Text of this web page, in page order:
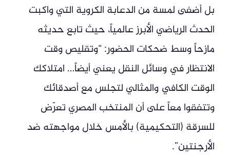
بل أضفى لمسة من الدعابة الكروية التي واكبت
الحدث الرياضي الأبرز عالمياً، حيث تابع حديثه
مازحاً وسط ضحكات الحضور: “وتقليص وقت
الانتظار في وسائل النقل يعني أيضاً… امتلاكك
الوقت الكافي والمثالي لتجلس مع أصدقائك
وتتفقوا معاً على أن المنتخب المصري تعرّض
للسرقة (التحكيمية) بالأمس خلال مواجهته ضد
الأرجنتين”.